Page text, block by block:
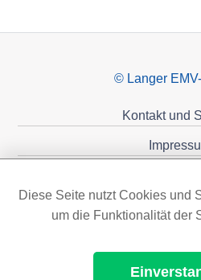
© Langer
Kontakt und
Diese Seite nutzt Cookies und
um die Funktionalität der